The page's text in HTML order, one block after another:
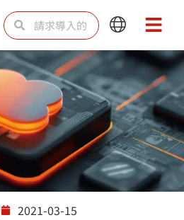
SearchSearch
Main
Menu
Main
Menu
2021-03-15